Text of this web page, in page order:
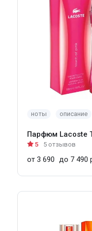
ноты описание
Парфюм Lacoste
5 5 отзывов
от 3 690 до 7 490